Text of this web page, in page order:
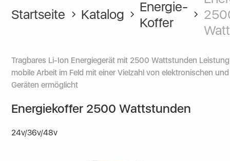
Startseite Katalog
Energie-
Koffer
Tragbares Li-Ion Energiegerät mit 2500 Wattstunden
mobile Arbeit im Feld mit einer Vielzahl von elektronischen
Geräten ermöglicht
Energiekoffer 2500 Wattstunden
24v/36v/48v